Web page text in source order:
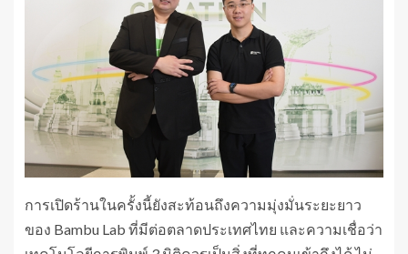
การเปิดร้านในครั้งนี้ยังสะท้อนถึงความมุ่งมั่นระยะยาว
ของ Bambu Lab ที่มีต่อตลาดประเทศไทย และความเชื่อว่า